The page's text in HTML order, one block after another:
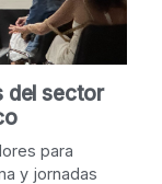
del sector
para
y jornadas